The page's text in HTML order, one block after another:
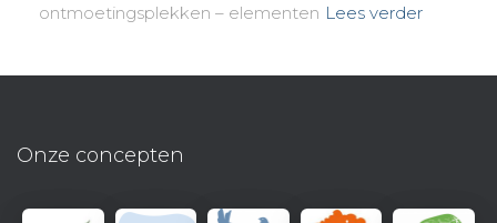
ontmoetingsplekken – elementen Lees verder
Onze concepten